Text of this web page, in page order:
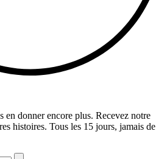
en donner encore plus. Recevez notre
histoires. Tous les 15 jours, jamais de